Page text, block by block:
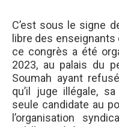
C’est sous le signe
libre des
ce congrès a été
2023, au palais du
Soumah ayant
qu’il juge illégale,
seule candidate au
l’organisation